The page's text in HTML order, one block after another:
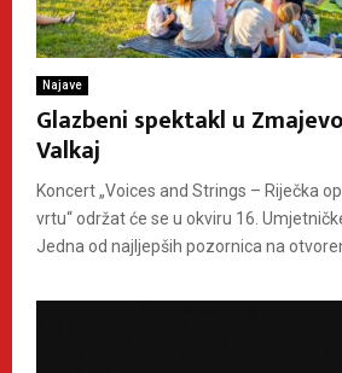
Najave
Glazbeni spektakl u
Valkaj
Koncert „Voices and Strings – Riječka
vrtu“ održat će se u okviru 16.
Jedna od najljepših pozornica na